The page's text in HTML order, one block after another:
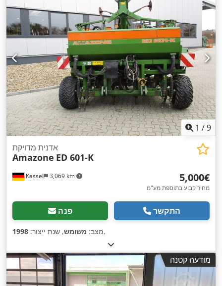
1 /9
Kassel 3,069 km
אדנית מדויקת
Amazone ED 601-K
‏5,000 ‏€
מחיר קבוע בתוספת מע"מ
פנה התקשר
מצב: משומש, שנת ייצור: 1998 ,
מודעה קטנה